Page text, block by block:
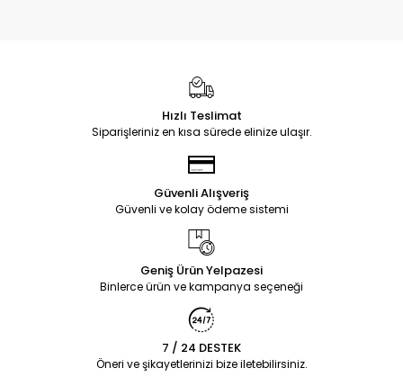
Hızlı Teslimat
Siparişleriniz en kısa sürede elinize ulaşır.
Güvenli Alışveriş
Güvenli ve kolay ödeme sistemi
Geniş Ürün Yelpazesi
Binlerce ürün ve kampanya seçeneği
7 / 24 DESTEK
Öneri ve şikayetlerinizi bize iletebilirsiniz.